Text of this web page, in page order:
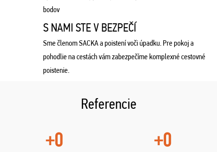
bodov
S NAMI STE V BEZPEČÍ
Sme členom SACKA a poistení voči úpadku. Pre pokoj a
pohodlie na cestách vám zabezpečíme komplexné cestovné
poistenie.
Referencie
+0 +0